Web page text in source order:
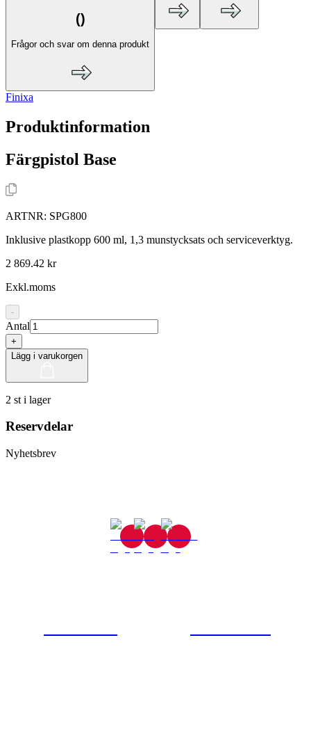
()
Frågor och svar om denna produkt
Finixa
Produktinformation
Färgpistol Base
ARTNR: SPG800
Inklusive plastkopp 600 ml, 1,3 munstycksats och serviceverktyg.
2 869.42 kr
Exkl.moms
-
Antal
+
Lägg i varukorgen
2 st i lager
Reservdelar
Nyhetsbrev